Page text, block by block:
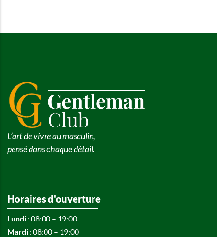
L’art de vivre au masculin,
pensé dans chaque détail.
Horaires d'ouverture
Lundi : 08:00 – 19:00
Mardi : 08:00 – 19:00